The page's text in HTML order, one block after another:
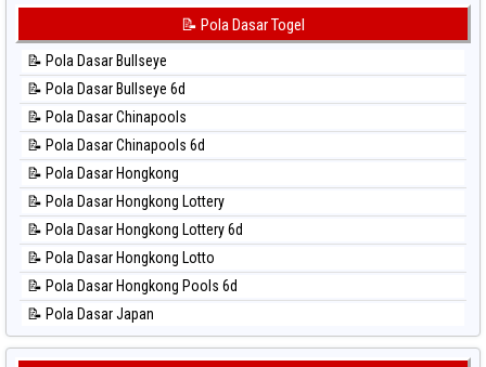
⚽ Bola Hitam Taiwan
📊 Statistik Kuda Lari
📊 Statistik Magnum Cambodia
📊 Statistik Nagoya
📊 Statistik New York Midday
📊 Statistik North Carolina Day
📊 Statistik Pcso
📊 Statistik Pennsylvania Day
📊 Statistik Sao Paulo
📊 Statistik Singapore
📊 Statistik Sydney
📊 Statistik Sydney Lottery
📝 Pola Dasar Togel
📝 Pola Dasar Bullseye
📝 Pola Dasar Bullseye 6d
📝 Pola Dasar Chinapools
📝 Pola Dasar Chinapools 6d
📝 Pola Dasar Hongkong
📝 Pola Dasar Hongkong Lottery
📝 Pola Dasar Hongkong Lottery 6d
📝 Pola Dasar Hongkong Lotto
📝 Pola Dasar Hongkong Pools 6d
📝 Pola Dasar Japan
📝 Pola Dasar Japan 6d